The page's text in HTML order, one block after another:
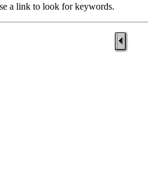
a link to look for keywords.